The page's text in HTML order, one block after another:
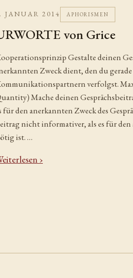
JANUAR 2014 APHORISMEN
von Grice
Gestalte deinen
Zweck dient, den du
verfolgst.
Mache deinen
für den anerkannten Zweck des
nicht informativer, als es für den
ist. …